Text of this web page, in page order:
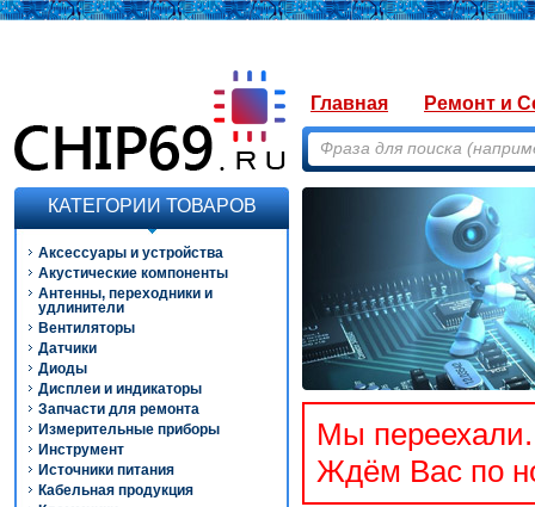
Главная Ремонт и
КАТЕГОРИИ ТОВАРОВ
Аксессуары и устройства
Акустические компоненты
Антенны, переходники и
удлинители
Вентиляторы
Датчики
Диоды
Дисплеи и индикаторы
Запчасти для ремонта
Измерительные приборы
Инструмент
Источники питания
Кабельная продукция
Мы
Ждём Вас по